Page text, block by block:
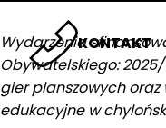
KONTAKT
Wydarzenia
Obywatelskiego:
gier planszowych
edukacyjne w